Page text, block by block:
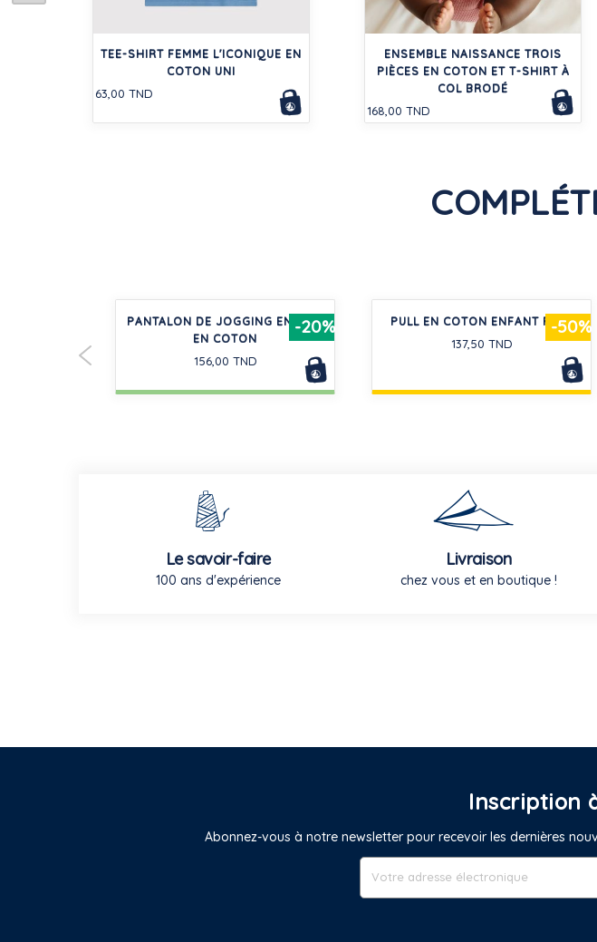
TEE-SHIRT FEMME L'ICONIQUE EN
COTON UNI
63,00 TND
ENSEMBLE NAISSANCE TROIS
PIÈCES EN COTON ET T-SHIRT À
COL BRODÉ
168,00 TND
-20%
PANTALON DE JOGGING ENFANT
EN COTON
156,00 TND
-50%
PULL EN COTON ENFANT FILLE
137,50 TND
Le savoir-faire
100 ans d'expérience
Livraison
chez vous et en boutique !
Inscription
Abonnez-vous à notre newsletter pour recevoir les dernières